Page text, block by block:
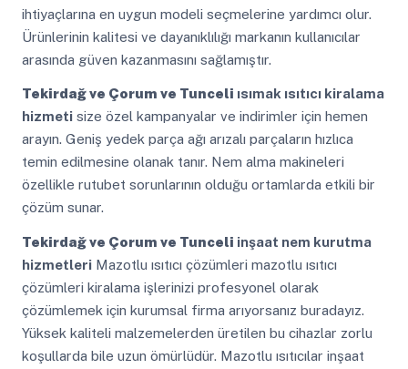
ihtiyaçlarına en uygun modeli seçmelerine yardımcı olur.
Ürünlerinin kalitesi ve dayanıklılığı markanın kullanıcılar
arasında güven kazanmasını sağlamıştır.
Tekirdağ ve Çorum ve Tunceli ısımak ısıtıcı kiralama
hizmetisize özel kampanyalar ve indirimler için hemen
arayın. Geniş yedek parça ağı arızalı parçaların hızlıca
temin edilmesine olanak tanır. Nem alma makineleri
özellikle rutubet sorunlarının olduğu ortamlarda etkili bir
çözüm sunar.
Tekirdağ ve Çorum ve Tunceli inşaat nem kurutma
hizmetleriMazotlu ısıtıcı çözümleri mazotlu ısıtıcı
çözümleri kiralama işlerinizi profesyonel olarak
çözümlemek için kurumsal firma arıyorsanız buradayız.
Yüksek kaliteli malzemelerden üretilen bu cihazlar zorlu
koşullarda bile uzun ömürlüdür. Mazotlu ısıtıcılar inşaat